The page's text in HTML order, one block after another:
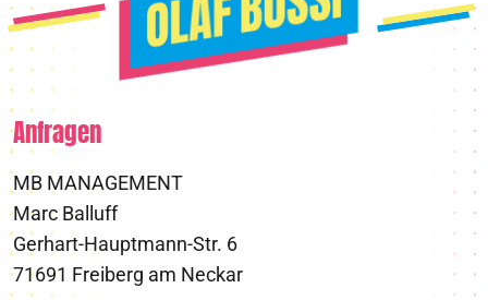
Anfragen
MB MANAGEMENT
Marc Balluff
Gerhart-Hauptmann-Str. 6
71691 Freiberg am Neckar